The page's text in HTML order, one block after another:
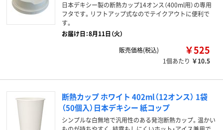
日本デキシー製の断熱カップ14オンス（400ml用）の専用
フタです。リフトアップ式なのでテイクアウトに便利で
す。
お届け日：8月11日（火）
販売価格(税込)
￥525
1個あたり ￥10.5
断熱カップ ホワイト 402ml（12オンス） 1袋
（50個入）日本デキシー 紙コップ
シンプルな白無地で汎用性のある発泡断熱カップ。温かい